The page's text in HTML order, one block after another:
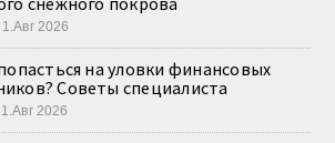
2026
на уловки финансовых
Советы специалиста
2026